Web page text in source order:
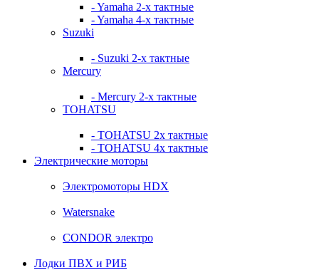
- Yamaha 2-х тактные
- Yamaha 4-х тактные
Suzuki
- Suzuki 2-х тактные
Mercury
- Mercury 2-х тактные
TOHATSU
- TOHATSU 2х тактные
- TOHATSU 4х тактные
Электрические моторы
Электромоторы HDX
Watersnake
CONDOR электро
Лодки ПВХ и РИБ